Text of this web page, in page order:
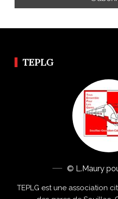
TEPLG
© L.Maury
TEPLG est une association